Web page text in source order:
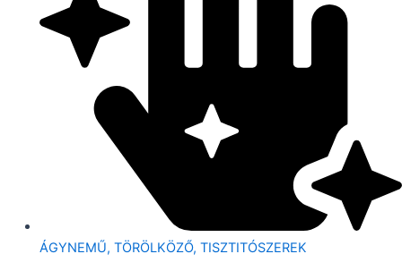
ÁGYNEMŰ, TÖRÖLKÖZŐ, TISZTITÓSZEREK